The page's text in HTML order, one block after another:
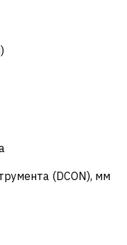
(DCON), мм